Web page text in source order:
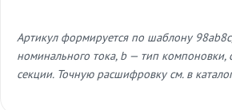
Артикул формируется по шаблону
номинального тока, b — тип
секции. Точную расшифровку см. в